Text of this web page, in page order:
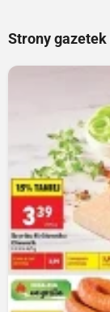
Strony gazetek